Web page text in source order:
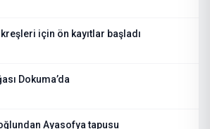
kreşleri için ön kayıtlar başladı
Dokuma’da
Ayasofya tapusu